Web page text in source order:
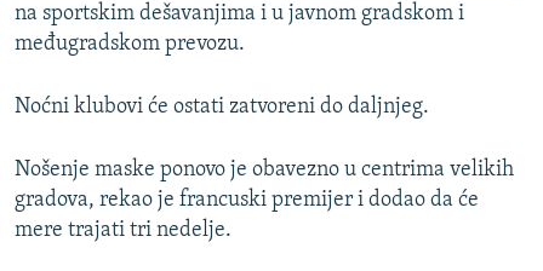
na sportskim dešavanjima i u javnom gradskom i
međugradskom prevozu.
Noćni klubovi će ostati zatvoreni do daljnjeg.
Nošenje maske ponovo je obavezno u centrima velikih
gradova, rekao je francuski premijer i dodao da će
mere trajati tri nedelje.